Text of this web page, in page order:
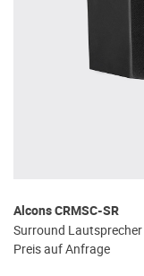
Alcons CRMSC-SR
Surround Lautsprecher
Preis auf Anfrage